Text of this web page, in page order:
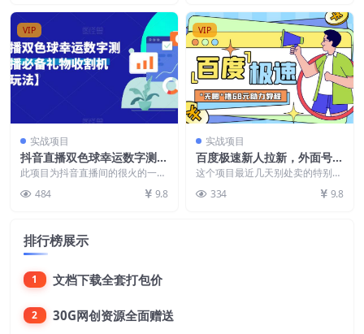
VIP
实战项目
抖音直播双色球幸运数字测
算，直播必备礼物收割机【详
细玩法】
此项目为抖音直播间的很火的一个
且样式并不好看。 有...
484 9.8
VIP
实战项目
百度极速新人拉新，外面号称
“无限”撸68红包的项目解析
【详细视频教程+文字步骤】
这个项目最近几天别处卖的特别的
啥的，各种噱头，...
334 9.8
排行榜展示
1 文档下载全套打包价
2 30G网创资源全面赠送